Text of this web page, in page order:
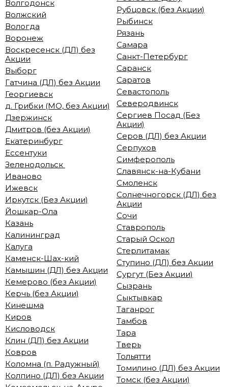
Волгодонск
Волжский
Вологда
Воронеж
Воскресенск (ДЛ) без
Акции
Выборг
Гатчина (ДЛ) без Акции
Георгиевск
д. Грибки (МО, без Акции)
Дзержинск
Дмитров (без Акции)
Екатеринбург
Ессентуки
Зеленодольск
Иваново
Ижевск
Иркутск (Без Акции)
Йошкар-Ола
Казань
Калининград
Калуга
Каменск-Шах-кий
Камышин (ДЛ) без Акции
Кемерово (без Акции)
Керчь (без Акции)
Кинешма
Киров
Кисловодск
Клин (ДЛ) без Акции
Ковров
Коломна (п. Радужный)
Колпино (ДЛ) без Акции
Рубцовск (без Акции)
Рыбинск
Рязань
Самара
Санкт-Петербург
Саранск
Саратов
Севастополь
Северодвинск
Сергиев Посад (Без
Акции)
Серов (ДЛ) без Акции
Серпухов
Симферополь
Славянск-на-Кубани
Смоленск
Солнечногорск (ДЛ) без
Акции
Сочи
Ставрополь
Старый Оскол
Стерлитамак
Ступино (ДЛ) без Акции
Сургут (Без Акции)
Сызрань
Сыктывкар
Таганрог
Тамбов
Тара
Тверь
Тольятти
Томилино (ДЛ) без Акции
Томск (без Акции)